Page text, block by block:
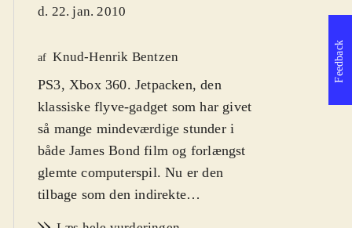
d. 22. jan. 2010
af Knud-Henrik Bentzen
PS3, Xbox 360. Jetpacken, den
klassiske flyve-gadget som har givet
så mange mindeværdige stunder i
både James Bond film og forlængst
glemte computerspil. Nu er den
tilbage som den indirekte
Feedback